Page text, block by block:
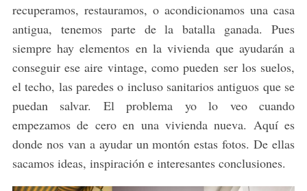
recuperamos, restauramos, o acondicionamos una casa
antigua, tenemos parte de la batalla ganada. Pues
siempre hay elementos en la vivienda que ayudarán a
conseguir ese aire vintage, como pueden ser los suelos,
el techo, las paredes o incluso sanitarios antiguos que se
puedan salvar. El problema yo lo veo cuando
empezamos de cero en una vivienda nueva. Aquí es
donde nos van a ayudar un montón estas fotos. De ellas
sacamos ideas, inspiración e interesantes conclusiones.